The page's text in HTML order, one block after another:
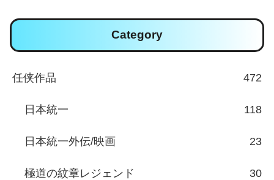
Category
任侠作品 472
日本統一 118
日本統一外伝/映画 23
極道の紋章レジェンド 30